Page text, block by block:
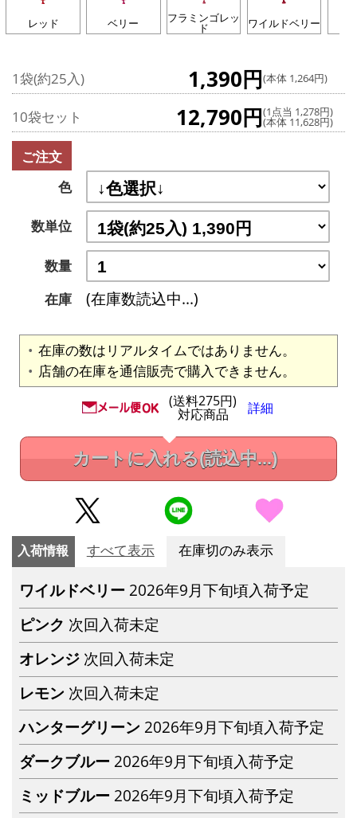
レッド ベリー フラミンゴレッ
ド ワイルドベリー
1袋(約25入) 1,390円(本体 1,264円)
10袋セット 12,790円(1点当 1,278円)
(本体 11,628円)
ご注文
色
数単位
数量
在庫
(在庫数読込中...)
在庫の数はリアルタイムではありません。
店舗の在庫を通信販売で購入できません。
(送料275円)
対応商品 詳細
カートに入れる(読込中...)
入荷情報 すべて表示 在庫切のみ表示
ワイルドベリー 2026年9月下旬頃入荷予定
ピンク 次回入荷未定
オレンジ 次回入荷未定
レモン 次回入荷未定
ハンターグリーン 2026年9月下旬頃入荷予定
ダークブルー 2026年9月下旬頃入荷予定
ミッドブルー 2026年9月下旬頃入荷予定